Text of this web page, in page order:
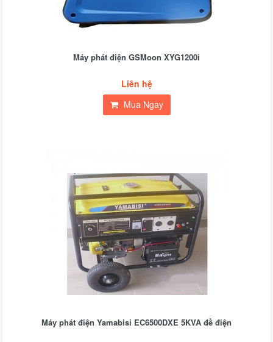
Máy phát điện GSMoon XYG1200i
Liên hệ
Mua Ngay
Máy phát điện Yamabisi EC6500DXE 5KVA đề điện